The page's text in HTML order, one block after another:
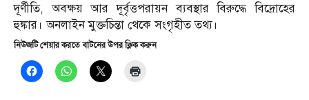
দূর্ণীতি, অবক্ষয় আর দূর্বৃত্তপরায়ন ব্যবস্থার বিরুদ্ধে বিদ্রোহের
হুঙ্কার। অনলাইন মুক্তচিন্তা থেকে সংগৃহীত তথ্য।
নিউজটি শেয়ার করতে বাটনের উপর ক্লিক করুন